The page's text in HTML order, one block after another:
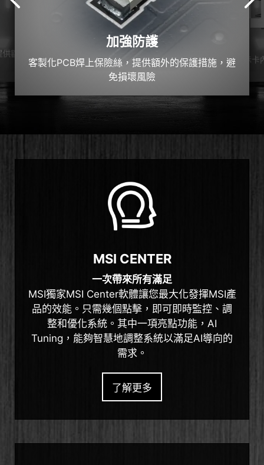
額
加強防護
客製化PCB焊上保險絲，提供額外的保護措施，避
免損壞風險
示
MSI CENTER
一次帶來所有滿足
MSI獨家MSI Center軟體讓您最大化發揮MSI產
品的效能。只需幾個點擊，即可即時監控、調
整和優化系統。其中一項亮點功能，AI
Tuning，能夠智慧地調整系統以滿足AI導向的
需求。
了解更多